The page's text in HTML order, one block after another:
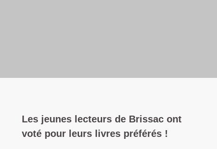
Les jeunes lecteurs de Brissac ont
voté pour leurs livres préférés !